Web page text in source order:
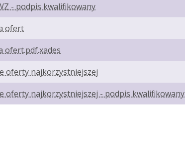
- podpis kwalifikowany
ofert
ofert.pdf.xades
oferty najkorzystniejszej
oferty najkorzystniejszej - podpis kwalifikowany